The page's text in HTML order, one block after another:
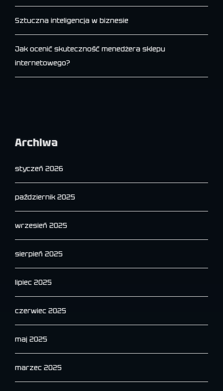
Sztuczna inteligencja w biznesie
Jak ocenić skuteczność menedżera sklepu
internetowego?
Archiwa
styczeń 2026
październik 2025
wrzesień 2025
sierpień 2025
lipiec 2025
czerwiec 2025
maj 2025
marzec 2025